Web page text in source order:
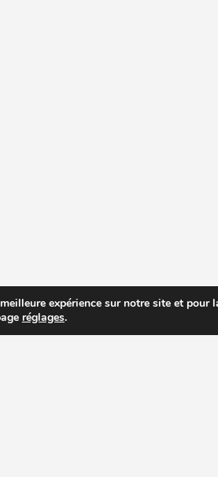
expérience sur notre site et pour
réglages.